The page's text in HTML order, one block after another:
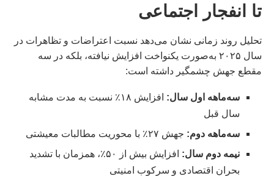
تا انفجار اجتماعی
تحلیل روند زمانی نشان می‌دهد نسبت اعتراضات و تظاهرات در
سال ۲۰۲۵ به‌صورت یکنواخت افزایش نیافته، بلکه در سه
مقطع جهش چشمگیر داشته است:
سه‌ماهه اول سال:
افزایش ۱۸٪ نسبت به مدت مشابه
سال قبل
سه‌ماهه دوم: جهش ۲۷٪ با محوریت مطالبات معیشتی
نیمه دوم سال:
افزایش بیش از ۵۰٪، همزمان با تشدید
بحران اقتصادی و سرکوب امنیتی